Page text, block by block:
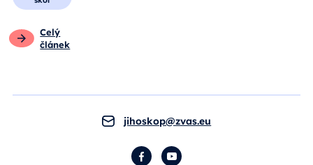
Celý
článek
jihoskop@zvas.eu
FacebookYouTube